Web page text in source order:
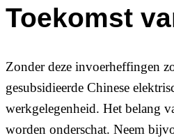
Toekomst
Zonder deze invoerheffingen
gesubsidieerde Chinese
werkgelegenheid. Het belang
worden onderschat. Neem